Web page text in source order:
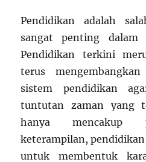
Pendidikan adalah
sangat penting dalam
Pendidikan terkini
terus
sistem pendidikan
tuntutan zaman yang
hanya mencakup
keterampilan,
untuk membentuk